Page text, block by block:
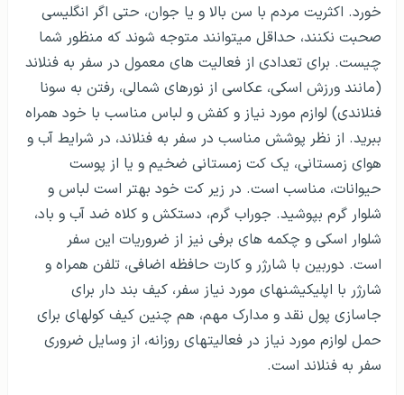
خورد. اکثریت مردم با سن بالا و یا جوان، حتی اگر انگلیسی
صحبت نکنند، حداقل می­توانند متوجه شوند که منظور شما
چیست. برای تعدادی از فعالیت های معمول در سفر به فنلاند
(مانند ورزش اسکی، عکاسی از نورهای شمالی، رفتن به سونا
فنلاندی) لوازم مورد نیاز و کفش و لباس­ مناسب با خود همراه
ببرید. از نظر پوشش مناسب در سفر به فنلاند، در شرایط آب و
هوای زمستانی، یک کت زمستانی ضخیم و یا از پوست
حیوانات، مناسب است. در زیر کت خود بهتر است لباس و
شلوار گرم بپوشید. جوراب گرم، دستکش و کلاه ضد آب و باد،
شلوار اسکی و چکمه های برفی نیز از ضروریات این سفر
است. دوربین با شارژر و کارت حافظه اضافی، تلفن همراه و
شارژر با اپلیکیشن­های مورد نیاز سفر، کیف بند دار برای
جاسازی پول نقد و مدارک مهم، هم چنین کیف کوله­ای برای
حمل لوازم مورد نیاز در فعالیت­های روزانه، از وسایل ضروری
سفر به فنلاند است.